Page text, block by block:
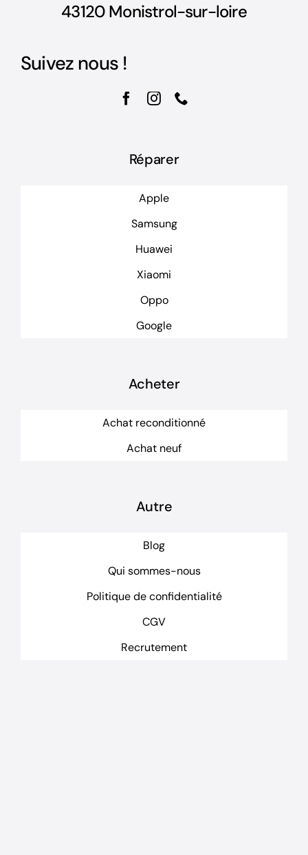
43120 Monistrol-sur-loire
Suivez nous !
Réparer
Apple
Samsung
Huawei
Xiaomi
Oppo
Google
Acheter
Achat reconditionné
Achat neuf
Autre
Blog
Qui sommes-nous
Politique de confidentialité
CGV
Recrutement